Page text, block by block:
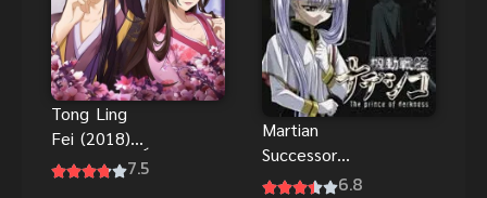
Tong Ling
Fei (2018)
ชายากายสิทธิ์
7.5
Martian
Successor
Nadesico –6.8